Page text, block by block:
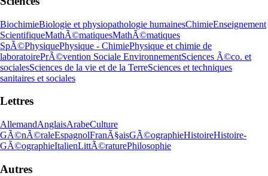
BiochimieBiologie et physiopathologie humainesChimieEnseignement
ScientifiqueMathÃ©matiquesMathÃ©matiques
SpÃ©PhysiquePhysique - ChimiePhysique et chimie de
laboratoirePrÃ©vention Sociale EnvironnementSciences Ã©co. et
socialesSciences de la vie et de la TerreSciences et techniques
sanitaires et sociales
Lettres
AllemandAnglaisArabeCulture
GÃ©nÃ©raleEspagnolFranÃ§aisGÃ©ographieHistoireHistoire-
GÃ©ographieItalienLittÃ©raturePhilosophie
Autres